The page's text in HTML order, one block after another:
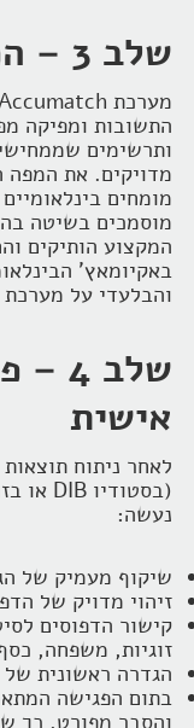
שלב 3 – הפקה וניתוח התוצאות
התשובות ומפיקה
ותרשימים
מדויקים. את
מומחים
מוסמכים בשיטה
המקצוע הותיקים
באקיומאץ'
והבלעדי על מערכת
אישית
לאחר ניתוח
נעשה:
שיקוף מעמיק של
זיהוי מדויק של
קישור הדפוסים
זוגיות, משפחה,
הגדרה ראשונית של
בתום הפגישה
והסבר מפורט, כך